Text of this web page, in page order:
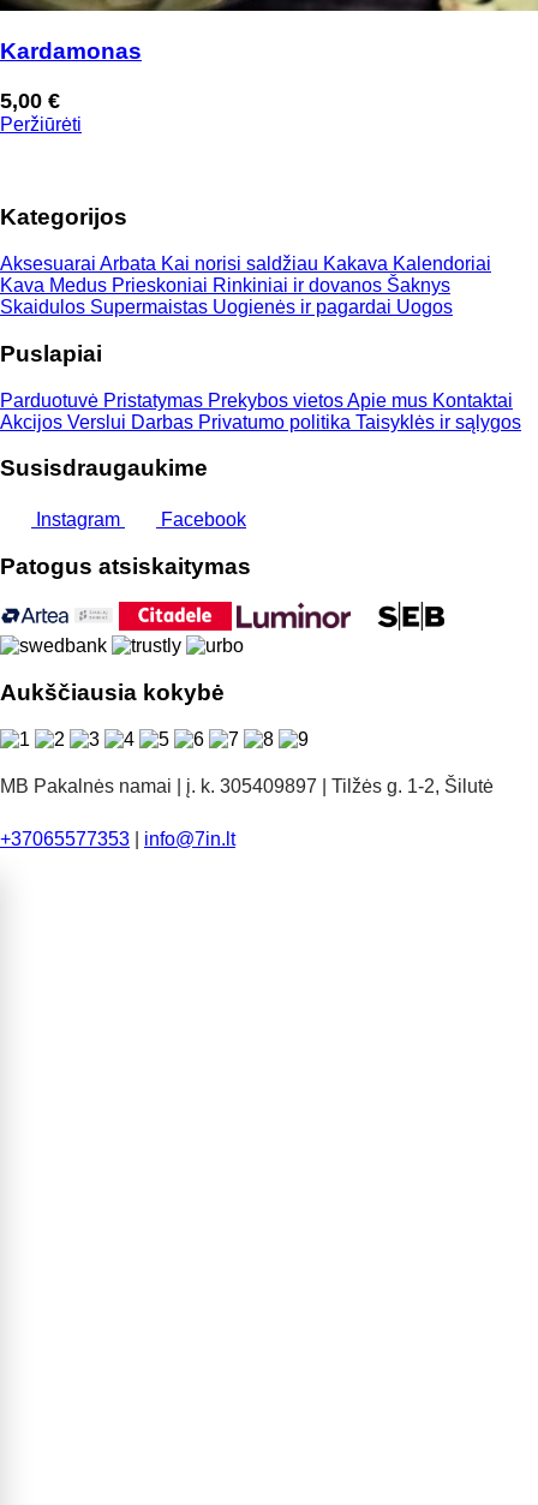
Kardamonas
5,00 €
Peržiūrėti
Kategorijos
Aksesuarai Arbata Kai norisi saldžiau Kakava Kalendoriai
Kava Medus Prieskoniai Rinkiniai ir dovanos Šaknys
Skaidulos Supermaistas Uogienės ir pagardai Uogos
Puslapiai
Parduotuvė Pristatymas Prekybos vietosApie mus Kontaktai
Akcijos Verslui Darbas Privatumo politika Taisyklės ir sąlygos
Susisdraugaukime
Instagram Facebook
Patogus atsiskaitymas
Aukščiausia kokybė
MB Pakalnės namai | į. k. 305409897 | Tilžės g. 1-2, Šilutė
+37065577353 info@7in.lt